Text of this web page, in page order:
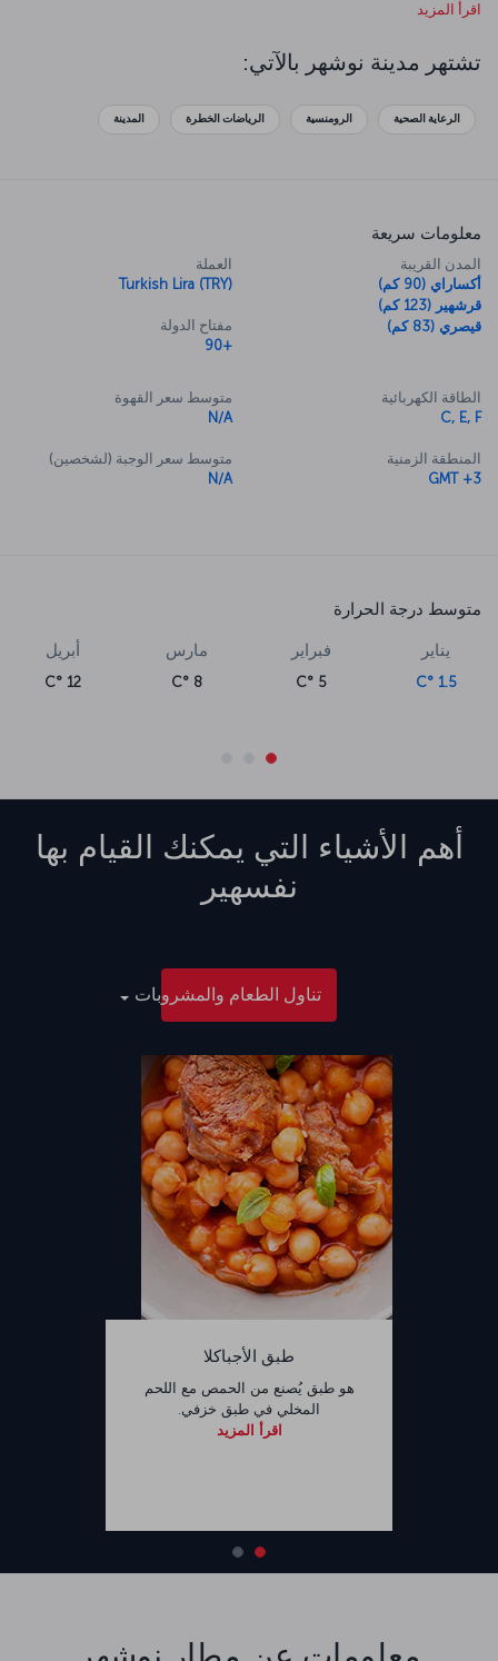
والسلجوقي والعثماني. وكذلك يمكنك الاستمتاع بجمال المنازل والكنائس
كبادوكيا
، وهي متعة في حد ذاتها، والتي تستعرض كل الثراء الثقافي لديها.
اقرأ المزيد
تشتهر مدينة نوشهر بالآتي:
الرعاية الصحية الرومنسية الرياضات الخطرة المدينة
معلومات سريعة
المدن القريبة
أكساراي (90 كم)
قرشهير (123 كم)
قيصري (83 كم)
العملة
Turkish Lira (TRY)
مفتاح الدولة
+90
الطاقة الكهربائية
C, E, F
المنطقة الزمنية
GMT +3
متوسط سعر القهوة
N/A
متوسط سعر الوجبة (لشخصين)
N/A
متوسط درجة الحرارة
يناير
1.5 °C
فبراير
5 °C
مارس
8 °C
أبريل
12 °C
أهم الأشياء التي يمكنك القيام بها
نفسهير
تناول الطعام والمشروبات
طبق الأجباكلا
هو طبق يُصنع من الحمص مع اللحم
المخلي في طبق خزفي.
اقرأ المزيد